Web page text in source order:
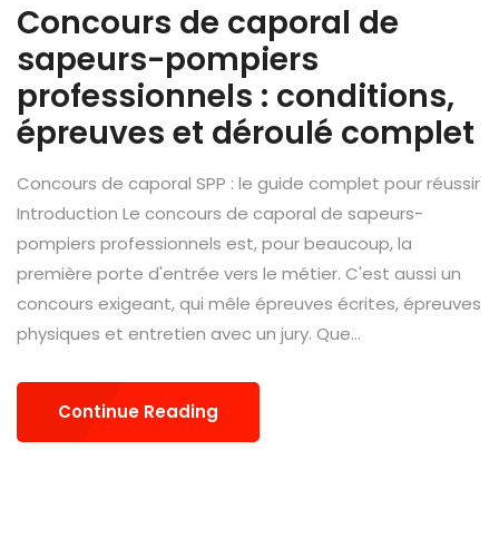
Concours de caporal de
sapeurs-pompiers
professionnels : conditions,
épreuves et déroulé complet
Concours de caporal SPP : le guide complet pour réussir
Introduction Le concours de caporal de sapeurs-
pompiers professionnels est, pour beaucoup, la
première porte d'entrée vers le métier. C'est aussi un
concours exigeant, qui mêle épreuves écrites, épreuves
physiques et entretien avec un jury. Que...
Continue Reading